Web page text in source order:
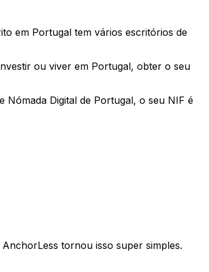
em Portugal tem vários escritórios de
ou viver em Portugal, obter o seu
Digital de Portugal, o seu NIF é
tornou isso super simples.